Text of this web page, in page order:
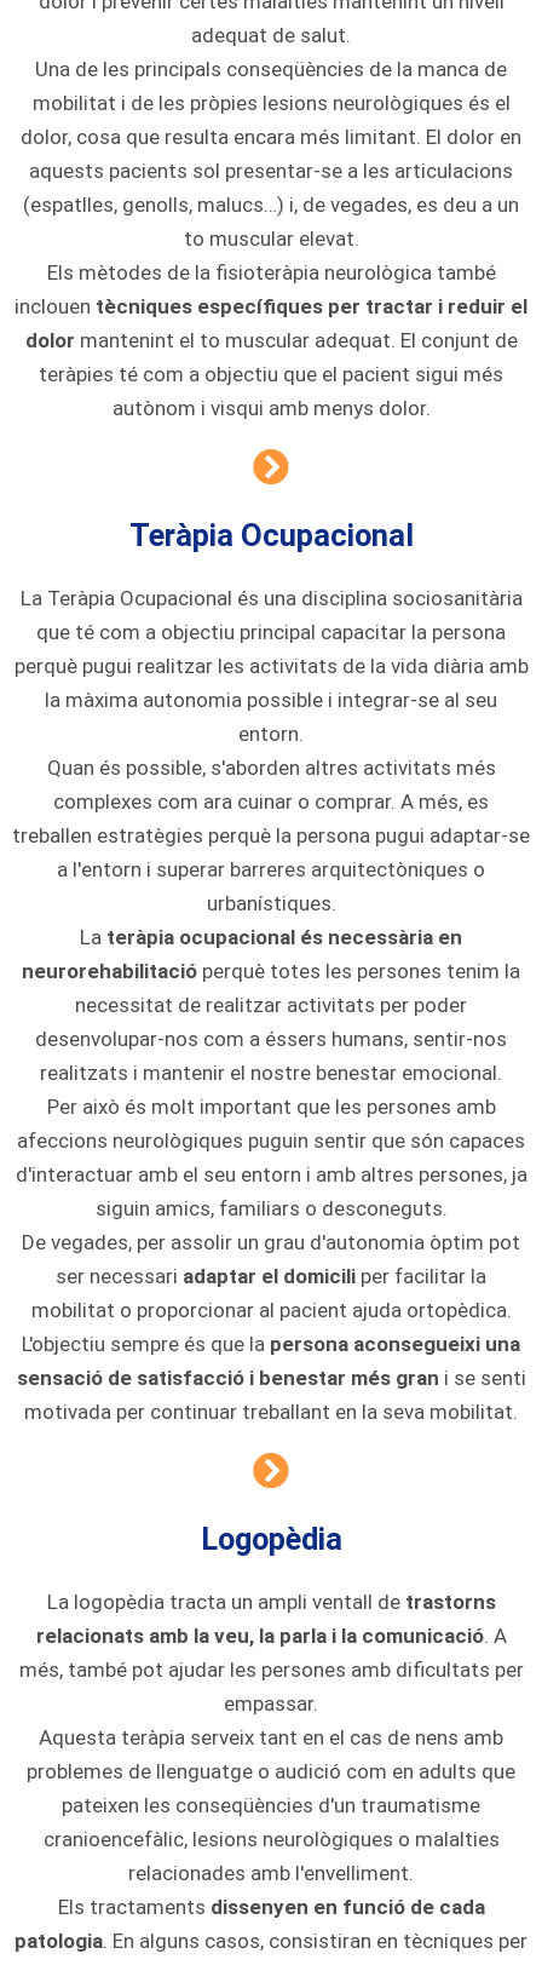
adequat de salut.
Una de les principals conseqüències de la manca de
mobilitat i de les pròpies lesions neurològiques és el
dolor, cosa que resulta encara més limitant. El dolor en
aquests pacients sol presentar-se a les articulacions
(espatlles, genolls, malucs…) i, de vegades, es deu a un
to muscular elevat.
Els mètodes de la fisioteràpia neurològica també
inclouen tècniques específiques per tractar i reduir el
dolor mantenint el to muscular adequat. El conjunt de
teràpies té com a objectiu que el pacient sigui més
autònom i visqui amb menys dolor.
Teràpia Ocupacional
La Teràpia Ocupacional és una disciplina sociosanitària
que té com a objectiu principal capacitar la persona
perquè pugui realitzar les activitats de la vida diària amb
la màxima autonomia possible i integrar-se al seu
entorn.
Quan és possible, s'aborden altres activitats més
complexes com ara cuinar o comprar. A més, es
treballen estratègies perquè la persona pugui adaptar-se
a l'entorn i superar barreres arquitectòniques o
urbanístiques.
La teràpia ocupacional és necessària en
neurorehabilitació perquè totes les persones tenim la
necessitat de realitzar activitats per poder
desenvolupar-nos com a éssers humans, sentir-nos
realitzats i mantenir el nostre benestar emocional.
Per això és molt important que les persones amb
afeccions neurològiques puguin sentir que són capaces
d'interactuar amb el seu entorn i amb altres persones, ja
siguin amics, familiars o desconeguts.
De vegades, per assolir un grau d'autonomia òptim pot
ser necessari adaptar el domicili per facilitar la
mobilitat o proporcionar al pacient ajuda ortopèdica.
L'objectiu sempre és que la persona aconsegueixi una
sensació de satisfacció i benestar més gran i se senti
motivada per continuar treballant en la seva mobilitat.
Logopèdia
La logopèdia tracta un ampli ventall de trastorns
relacionats amb la veu, la parla i la comunicació. A
més, també pot ajudar les persones amb dificultats per
empassar.
Aquesta teràpia serveix tant en el cas de nens amb
problemes de llenguatge o audició com en adults que
pateixen les conseqüències d'un traumatisme
cranioencefàlic, lesions neurològiques o malalties
relacionades amb l'envelliment.
Els tractaments dissenyen en funció de cada
patologia. En alguns casos, consistiran en tècniques per